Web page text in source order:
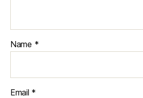
Name *
Email *